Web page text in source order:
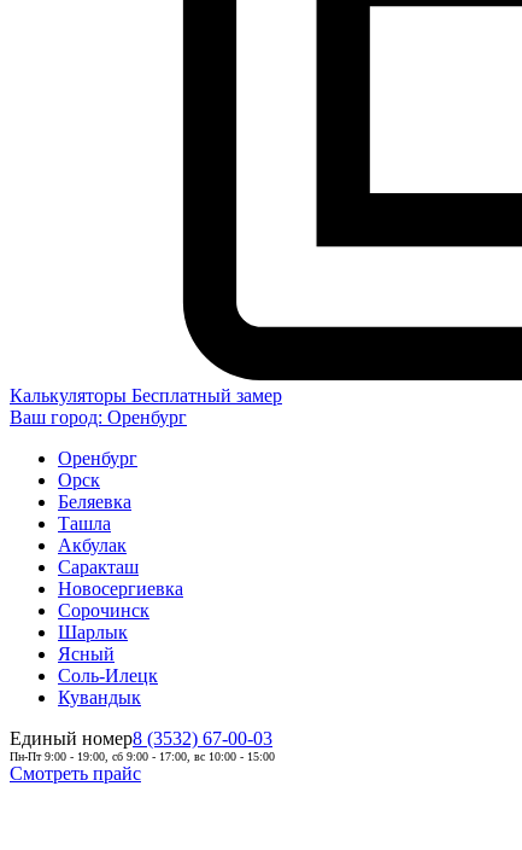
Калькуляторы Бесплатный замер
Ваш город: Оренбург
Оренбург
Орск
Беляевка
Ташла
Акбулак
Саракташ
Новосергиевка
Сорочинск
Шарлык
Ясный
Соль-Илецк
Кувандык
Единый номер8 (3532) 67-00-03
Пн-Пт 9:00 - 19:00, сб 9:00 - 17:00, вс 10:00 - 15:00
Смотреть прайс